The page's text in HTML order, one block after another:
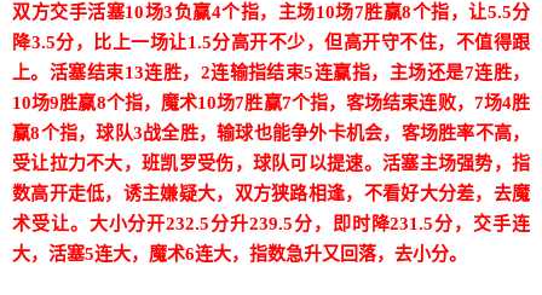
双方交手活塞10场3负赢4个指，主场10场7胜赢8个指，让5.5分
降3.5分，比上一场让1.5分高开不少，但高开守不住，不值得跟
上。活塞结束13连胜，2连输指结束5连赢指，主场还是7连胜，
10场9胜赢8个指，魔术10场7胜赢7个指，客场结束连败，7场4胜
赢8个指，球队3战全胜，输球也能争外卡机会，客场胜率不高，
受让拉力不大，班凯罗受伤，球队可以提速。活塞主场强势，指
数高开走低，诱主嫌疑大，双方狭路相逢，不看好大分差，去魔
术受让。大小分开232.5分升239.5分，即时降231.5分，交手连
大，活塞5连大，魔术6连大，指数急升又回落，去小分。